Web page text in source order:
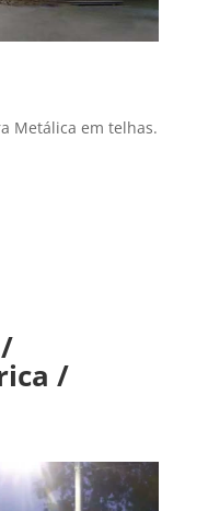
Metálica em telhas.
/